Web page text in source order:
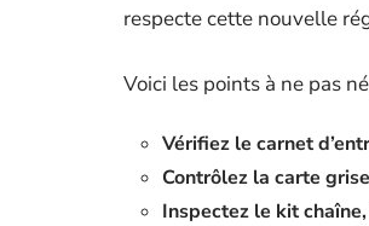
respecte cette nouvelle
Voici les points à ne pas
Vérifiez le carnet
Contrôlez la carte
Inspectez le kit